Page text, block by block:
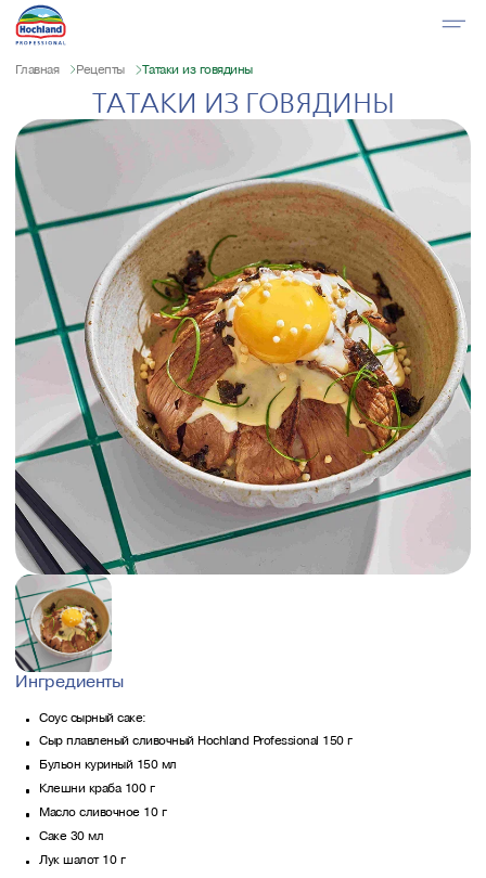
Главная Рецепты Татаки из говядины
ТАТАКИ ИЗ ГОВЯДИНЫ
Ингредиенты
Соус сырный саке:
Сыр плавленый сливочный Hochland Professional 150 г
Бульон куриный 150 мл
Клешни краба 100 г
Масло сливочное 10 г
Саке 30 мл
Лук шалот 10 г